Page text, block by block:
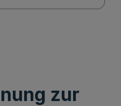
zur